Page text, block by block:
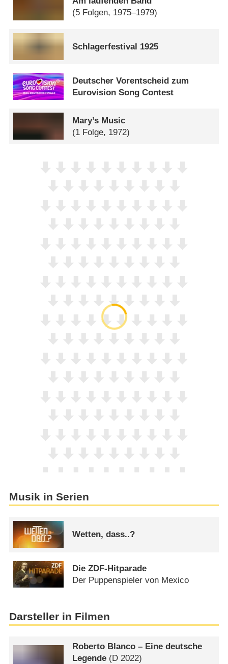
(5 Folgen, 1975–1979)
Schlagerfestival 1925
Deutscher Vorentscheid zum
Eurovision Song Contest
Mary’s Music
(1 Folge, 1972)
Musik in Serien
Wetten, dass..?
Die ZDF-Hitparade
Der Puppenspieler von Mexico
Darsteller in Filmen
Roberto Blanco – Eine deutsche
Legende (D 2022)